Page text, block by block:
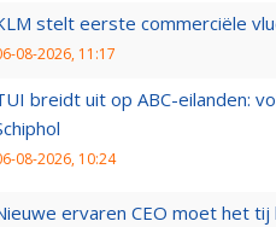
stelt eerste commerciële
08-2026, 11:17
breidt uit op ABC-eilanden:
08-2026, 10:24
ervaren CEO moet het